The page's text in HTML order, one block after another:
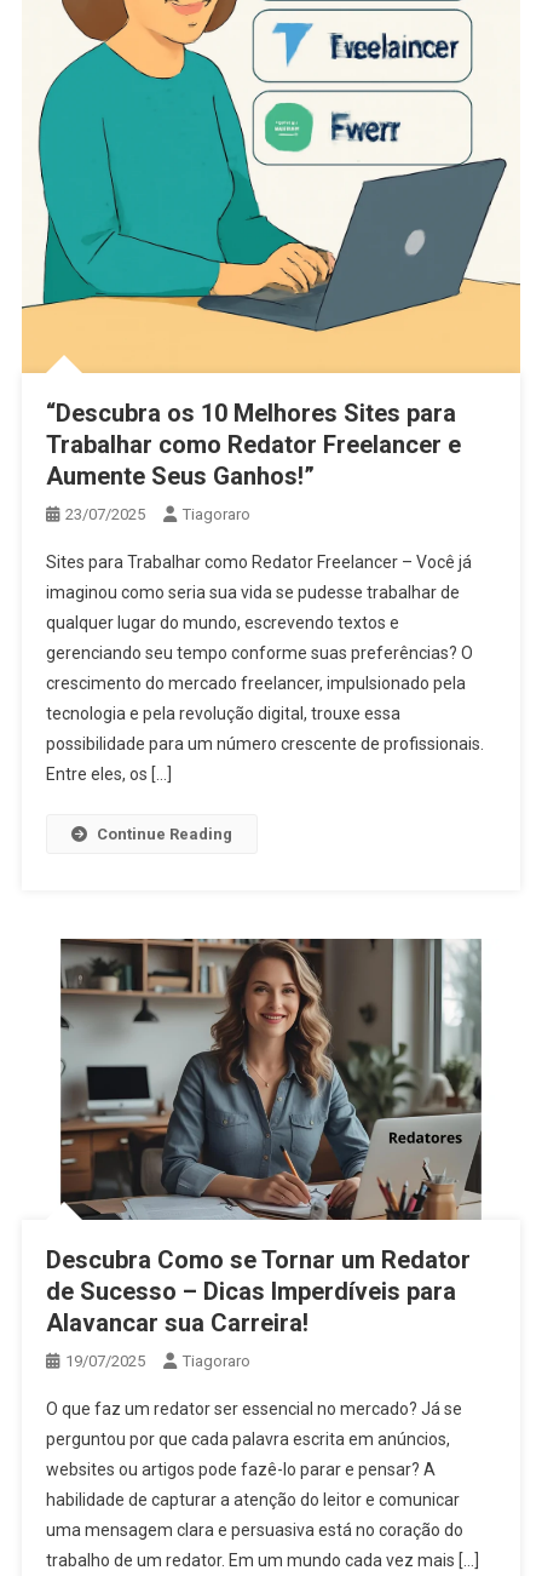
“Descubra os 10 Melhores Sites para
Trabalhar como Redator Freelancer e
Aumente Seus Ganhos!”
23/07/2025 Tiagoraro
Sites para Trabalhar como Redator Freelancer – Você já
imaginou como seria sua vida se pudesse trabalhar de
qualquer lugar do mundo, escrevendo textos e
gerenciando seu tempo conforme suas preferências? O
crescimento do mercado freelancer, impulsionado pela
tecnologia e pela revolução digital, trouxe essa
possibilidade para um número crescente de profissionais.
Entre eles, os […]
Continue Reading
Descubra Como se Tornar um Redator
de Sucesso – Dicas Imperdíveis para
Alavancar sua Carreira!
19/07/2025 Tiagoraro
O que faz um redator ser essencial no mercado? Já se
perguntou por que cada palavra escrita em anúncios,
websites ou artigos pode fazê-lo parar e pensar? A
habilidade de capturar a atenção do leitor e comunicar
uma mensagem clara e persuasiva está no coração do
trabalho de um redator. Em um mundo cada vez mais […]